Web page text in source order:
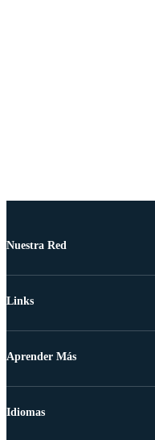
Nuestra Red
Links
Aprender Más
Idiomas